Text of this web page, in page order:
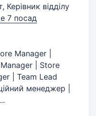
Керівник відділу
7 посад
Manager |
| Store
| Team Lead
менеджер |